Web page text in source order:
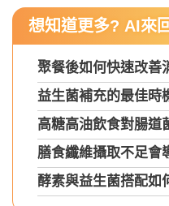
想知道更多? AI來
聚餐後如何快速改善
益生菌補充的最佳時
高糖高油飲食對腸道
膳食纖維攝取不足會
酵素與益生菌搭配如